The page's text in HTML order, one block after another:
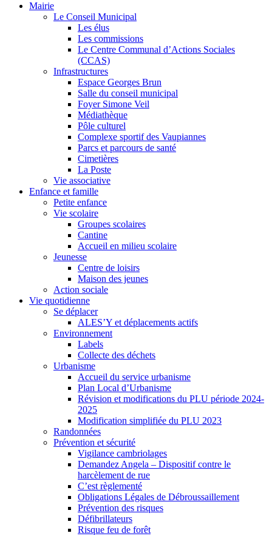
Mairie
Le Conseil Municipal
Les élus
Les commissions
Le Centre Communal d’Actions Sociales
(CCAS)
Infrastructures
Espace Georges Brun
Salle du conseil municipal
Foyer Simone Veil
Médiathèque
Pôle culturel
Complexe sportif des Vaupiannes
Parcs et parcours de santé
Cimetières
La Poste
Vie associative
Enfance et famille
Petite enfance
Vie scolaire
Groupes scolaires
Cantine
Accueil en milieu scolaire
Jeunesse
Centre de loisirs
Maison des jeunes
Action sociale
Vie quotidienne
Se déplacer
ALES’Y et déplacements actifs
Environnement
Labels
Collecte des déchets
Urbanisme
Accueil du service urbanisme
Plan Local d’Urbanisme
Révision et modifications du PLU période 2024-
2025
Modification simplifiée du PLU 2023
Randonnées
Prévention et sécurité
Vigilance cambriolages
Demandez Angela – Dispositif contre le
harcèlement de rue
C’est règlementé
Obligations Légales de Débroussaillement
Prévention des risques
Défibrillateurs
Risque feu de forêt